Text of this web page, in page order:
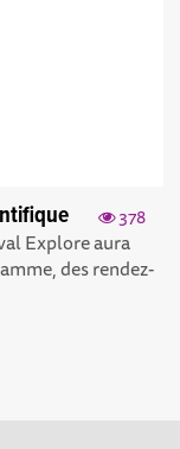
378
Explore aura
des rendez-